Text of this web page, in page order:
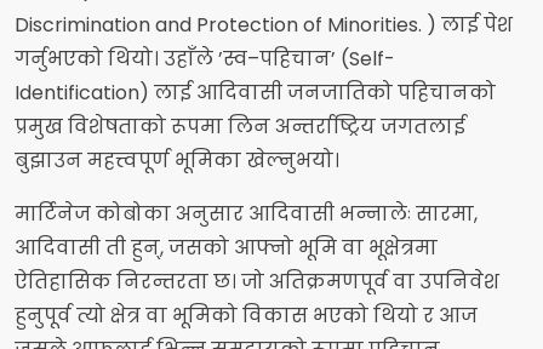
Discrimination and Protection of Minorities. ) लाई पेश
गर्नुभएको थियो। उहाँले ’स्व–पहिचान’ (Self-
Identification) लाई आदिवासी जनजातिको पहिचानको
प्रमुख विशेषताको रूपमा लिन अन्तर्राष्ट्रिय जगतलाई
बुझाउन महत्त्वपूर्ण भूमिका खेल्नुभयो।
मार्टिनेज कोबोका अनुसार आदिवासी भन्नालेः सारमा,
आदिवासी ती हुन्, जसको आफ्नो भूमि वा भूक्षेत्रमा
ऐतिहासिक निरन्तरता छ। जो अतिक्रमणपूर्व वा उपनिवेश
हुनुपूर्व त्यो क्षेत्र वा भूमिको विकास भएको थियो र आज